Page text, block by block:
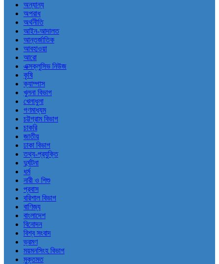
অন্যান্য
অপরাধ
অর্থনীতি
আইন-আদালত
আন্তর্জাতিক
আবহাওয়া
আরো
এক্সক্লুসিভ নিউজ
কৃষি
ক্যাম্পাস
খুলনা বিভাগ
খেলাধুলা
গণমাধ্যম
চট্টগ্রাম বিভাগ
চাকরি
জাতীয়
ঢাকা বিভাগ
তথ্য-প্রযুক্তি
দুর্ঘটনা
ধর্ম
নারী ও শিশু
প্রবাস
বরিশাল বিভাগ
বাণিজ্য
বাংলাদেশ
বিনোদন
বিশ্ব সংবাদ
ভ্রমণ
ময়মনসিংহ বিভাগ
মুক্তমত